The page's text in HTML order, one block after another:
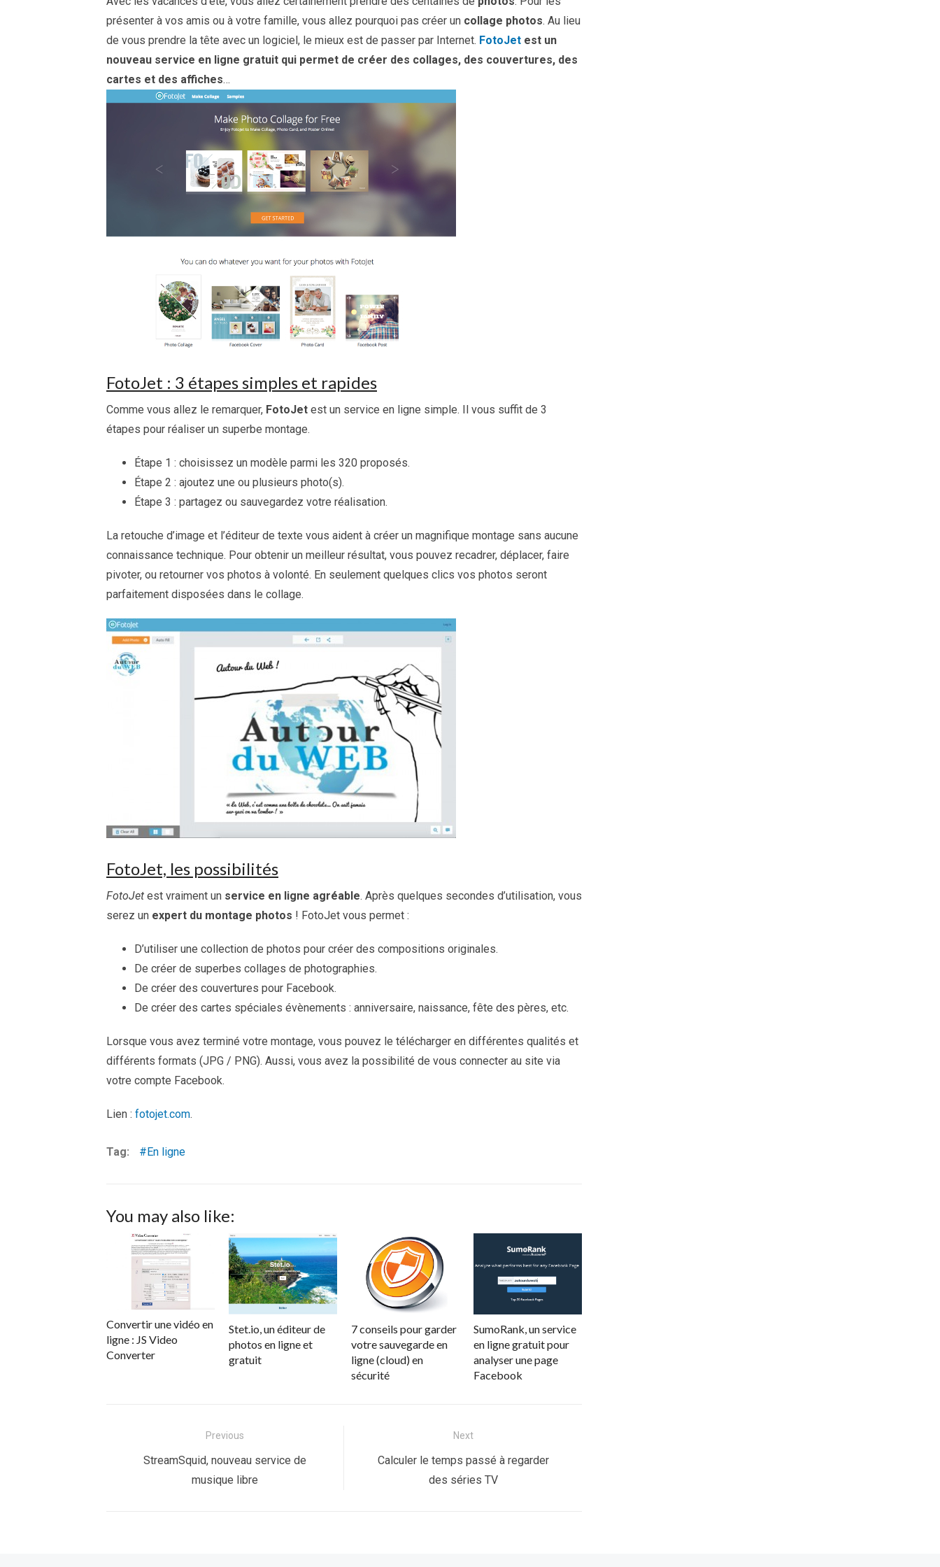
présenter à vos amis ou à votre famille, vous allez pourquoi pas créer un collage photos. Au lieu
de vous prendre la tête avec un logiciel, le mieux est de passer par Internet. FotoJet est un
nouveau service en ligne gratuit qui permet de créer des collages, des couvertures, des
cartes et des affiches…
FotoJet : 3 étapes simples et rapides
Comme vous allez le remarquer, FotoJet est un service en ligne simple. Il vous suffit de 3
étapes pour réaliser un superbe montage.
Étape 1 : choisissez un modèle parmi les 320 proposés.
Étape 2 : ajoutez une ou plusieurs photo(s).
Étape 3 : partagez ou sauvegardez votre réalisation.
La retouche d’image et l’éditeur de texte vous aident à créer un magnifique montage sans aucune
connaissance technique. Pour obtenir un meilleur résultat, vous pouvez recadrer, déplacer, faire
pivoter, ou retourner vos photos à volonté. En seulement quelques clics vos photos seront
parfaitement disposées dans le collage.
FotoJet, les possibilités
FotoJet est vraiment un service en ligne agréable. Après quelques secondes d’utilisation, vous
serez un expert du montage photos ! FotoJet vous permet :
D’utiliser une collection de photos pour créer des compositions originales.
De créer de superbes collages de photographies.
De créer des couvertures pour Facebook.
De créer des cartes spéciales évènements : anniversaire, naissance, fête des pères, etc.
Lorsque vous avez terminé votre montage, vous pouvez le télécharger en différentes qualités et
différents formats (JPG / PNG). Aussi, vous avez la possibilité de vous connecter au site via
votre compte Facebook.
Lien : fotojet.com.
Tag: En ligne
You may also like:
Convertir une vidéo en
ligne : JS Video
Converter
Stet.io, un éditeur de
photos en ligne et
gratuit
7 conseils pour garder
votre sauvegarde en
ligne (cloud) en
sécurité
SumoRank, un service
en ligne gratuit pour
analyser une page
Facebook
Previous
Previous
StreamSquid, nouveau service de
musique libre
Next
Next
Calculer le temps passé à regarder
des séries TV